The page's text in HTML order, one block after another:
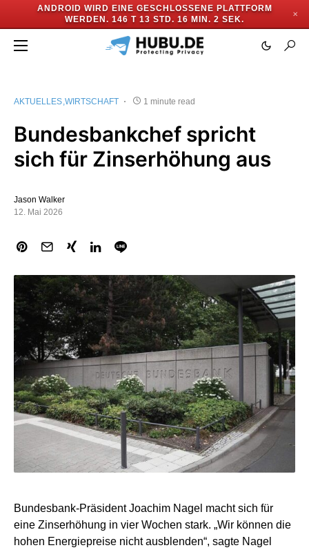
ANDROID WIRD EINE GESCHLOSSENE PLATTFORM
WERDEN. 146 T 13 STD. 16 MIN. 1 SEK.
✕
AKTUELLES WIRTSCHAFT 1 minute read
Bundesbankchef spricht
sich für Zinserhöhung aus
Jason Walker
12. Mai 2026
Bundesbank-Präsident Joachim Nagel macht sich für
eine Zinserhöhung in vier Wochen stark. „Wir können die
hohen Energiepreise nicht ausblenden“, sagte Nagel